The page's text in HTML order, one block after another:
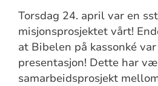
Torsdag 24. april var en
misjonsprosjektet vårt!
at Bibelen på kassonké
presentasjon! Dette har
samarbeidsprosjekt